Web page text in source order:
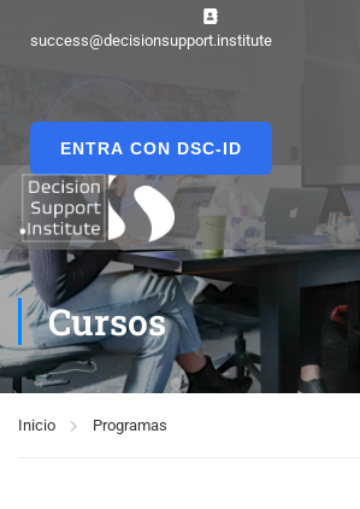
success@decisionsupport.institute
ENTRA CON DSC-ID
Cursos
Inicio Programas